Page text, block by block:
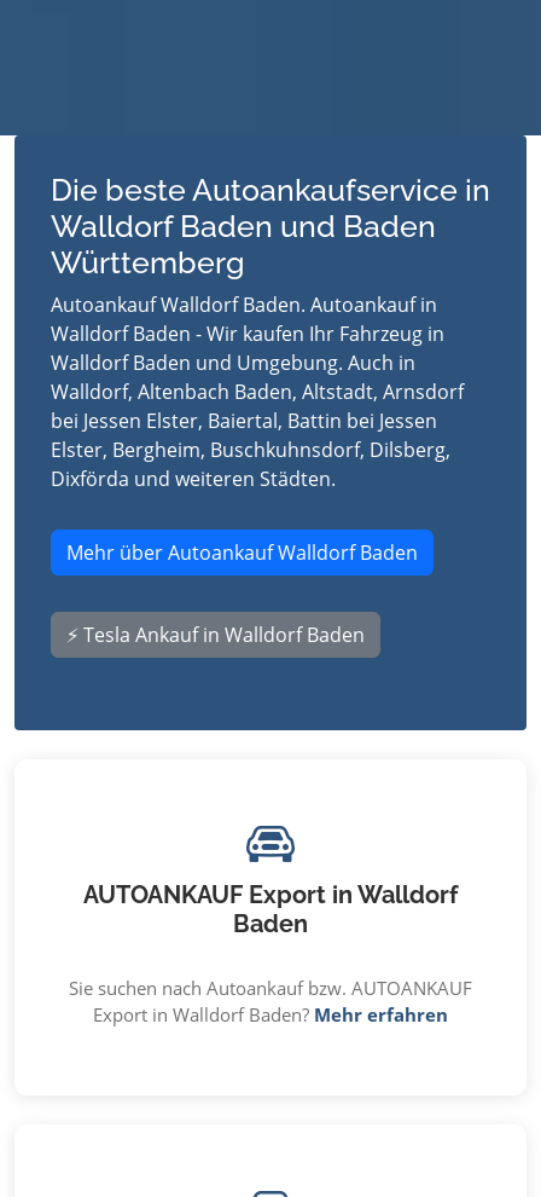
Die beste Autoankaufservice in
Walldorf Baden und Baden
Württemberg
Autoankauf Walldorf Baden. Autoankauf in
Walldorf Baden - Wir kaufen Ihr Fahrzeug in
Walldorf Baden und Umgebung. Auch in
Walldorf, Altenbach Baden, Altstadt, Arnsdorf
bei Jessen Elster, Baiertal, Battin bei Jessen
Elster, Bergheim, Buschkuhnsdorf, Dilsberg,
Dixförda und weiteren Städten.
Mehr über Autoankauf Walldorf Baden
⚡ Tesla Ankauf in Walldorf Baden
AUTOANKAUF Export in Walldorf
Baden
Sie suchen nach Autoankauf bzw. AUTOANKAUF
Export in Walldorf Baden? Mehr erfahren